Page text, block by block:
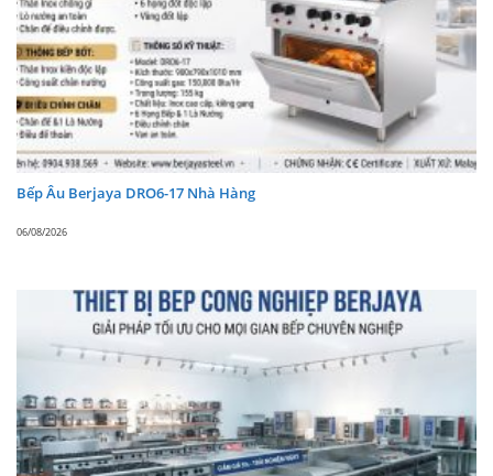
Bếp Âu Berjaya DRO6-17 Nhà Hàng
06/08/2026